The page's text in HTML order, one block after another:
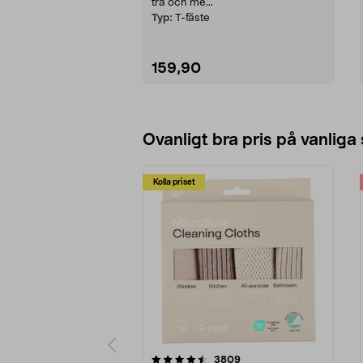
trä och me...
Typ: T-fäste
159,90
Ovanligt bra pris på vanliga
Kolla priset
3809recensioner
4.0av 5 stjärnor